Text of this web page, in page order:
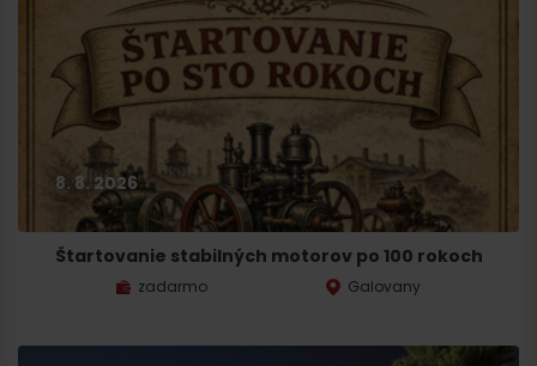
8. 8. 2026
Štartovanie stabilných motorov po 100 rokoch
zadarmo Galovany